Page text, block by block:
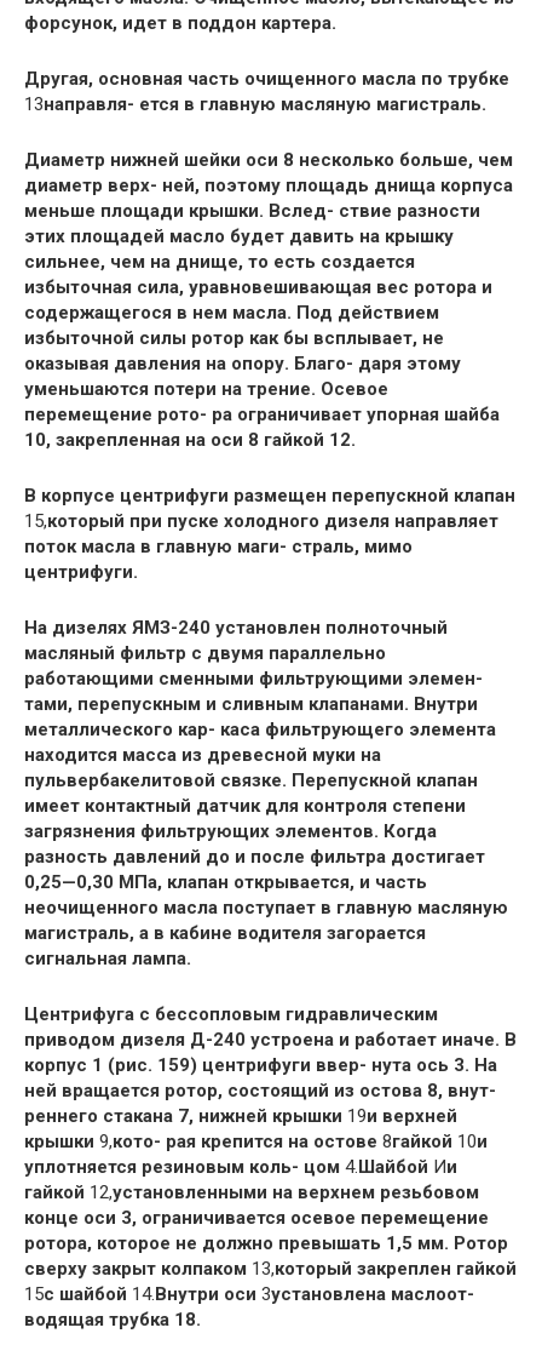
форсунок, идет в поддон картера.
Другая, основная часть очищенного масла по трубке
13направля- ется в главную масляную магистраль.
Диаметр нижней шейки оси 8 несколько больше, чем
диаметр верх- ней, поэтому площадь днища корпуса
меньше площади крышки. Вслед- ствие разности
этих площадей масло будет давить на крышку
сильнее, чем на днище, то есть создается
избыточная сила, уравновешивающая вес ротора и
содержащегося в нем масла. Под действием
избыточной силы ротор как бы всплывает, не
оказывая давления на опору. Благо- даря этому
уменьшаются потери на трение. Осевое
перемещение рото- ра ограничивает упорная шайба
10, закрепленная на оси 8 гайкой 12.
В корпусе центрифуги размещен перепускной клапан
15,который при пуске холодного дизеля направляет
поток масла в главную маги- страль, мимо
центрифуги.
На дизелях ЯМЗ-240 установлен полноточный
масляный фильтр с двумя параллельно
работающими сменными фильтрующими элемен-
тами, перепускным и сливным клапанами. Внутри
металлического кар- каса фильтрующего элемента
находится масса из древесной муки на
пульвербакелитовой связке. Перепускной клапан
имеет контактный датчик для контроля степени
загрязнения фильтрующих элементов. Когда
разность давлений до и после фильтра достигает
0,25—0,30 МПа, клапан открывается, и часть
неочищенного масла поступает в главную масляную
магистраль, а в кабине водителя загорается
сигнальная лампа.
Центрифуга с бессопловым гидравлическим
приводом дизеля Д-240 устроена и работает иначе. В
корпус 1 (рис. 159) центрифуги ввер- нута ось 3. На
ней вращается ротор, состоящий из остова 8, внут-
реннего стакана 7, нижней крышки 19и верхней
крышки 9,кото- рая крепится на остове 8гайкой 10и
уплотняется резиновым коль- цом 4.Шайбой Ии
гайкой 12,установленными на верхнем резьбовом
конце оси 3, ограничивается осевое перемещение
ротора, которое не должно превышать 1,5 мм. Ротор
сверху закрыт колпаком 13,который закреплен гайкой
15с шайбой 14.Внутри оси 3установлена маслоот-
водящая трубка 18.